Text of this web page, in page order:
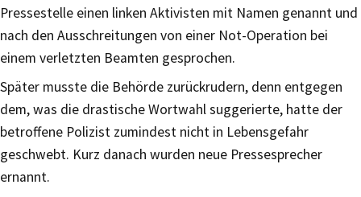
Pressestelle einen linken Aktivisten mit Namen genannt und
nach den Ausschreitungen von einer Not-Operation bei
einem verletzten Beamten gesprochen.
Später musste die Behörde zurückrudern, denn entgegen
dem, was die drastische Wortwahl suggerierte, hatte der
betroffene Polizist zumindest nicht in Lebensgefahr
geschwebt. Kurz danach wurden neue Pressesprecher
ernannt.